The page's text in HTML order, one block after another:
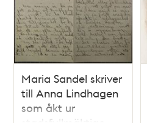
Maria Sandel skriver
till Anna Lindhagen
som åkt ur